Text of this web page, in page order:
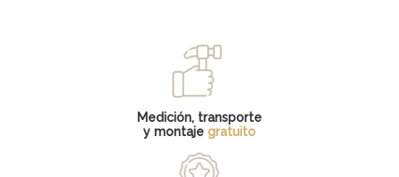
Medición, transporte
y montaje gratuito